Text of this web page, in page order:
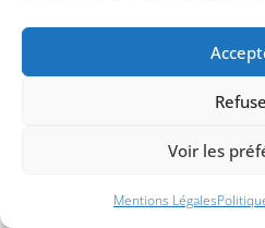
Voir les
Mentions Légales